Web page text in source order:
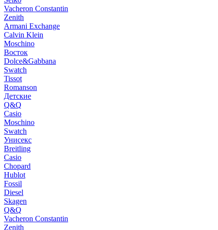
Vacheron Constantin
Zenith
Armani Exchange
Calvin Klein
Moschino
Восток
Dolce&Gabbana
Swatch
Tissot
Romanson
Детские
Q&Q
Casio
Moschino
Swatch
Унисекс
Breitling
Casio
Chopard
Hublot
Fossil
Diesel
Skagen
Q&Q
Vacheron Constantin
Zenith